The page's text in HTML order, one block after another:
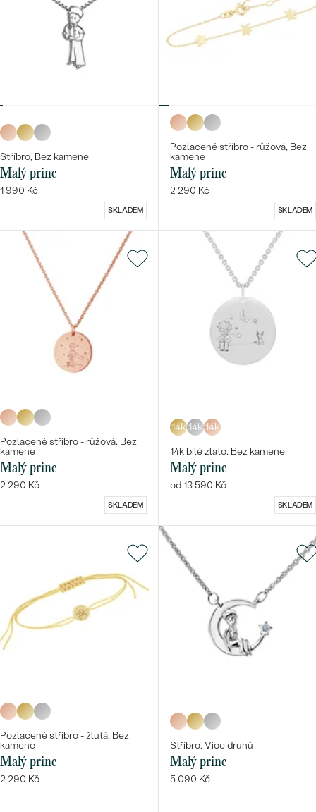
Stříbro, Bez kamene
Malý princ
1 990 Kč
SKLADEM
Pozlacené stříbro - růžová, Bez
kamene
Malý princ
2 290 Kč
SKLADEM
Pozlacené stříbro - růžová, Bez
kamene
Malý princ
2 290 Kč
SKLADEM
14k 14k 14k
14k bílé zlato, Bez kamene
Malý princ
od 13 590 Kč
SKLADEM
Pozlacené stříbro - žlutá, Bez
kamene
Malý princ
2 290 Kč
Stříbro, Více druhů
Malý princ
5 090 Kč